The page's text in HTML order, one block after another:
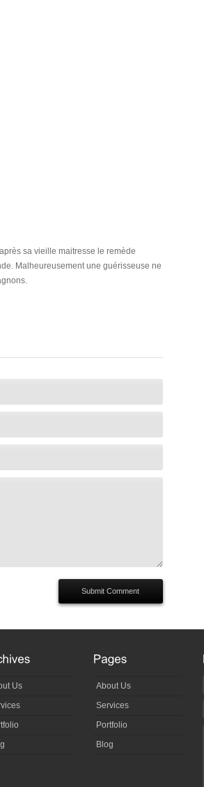
sa vieille maitresse le remède
Malheureusement une guérisseuse ne
Us
About Us
Services
Portfolio
Blog